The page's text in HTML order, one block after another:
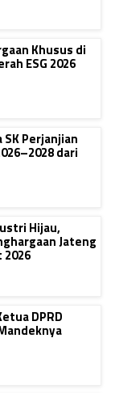
Khusus di
ESG 2026
SK Perjanjian
dari
Hijau,
Jateng
DPRD